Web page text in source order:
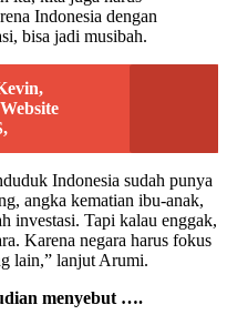
Indonesia dengan
bisa jadi musibah.
Indonesia sudah punya
angka kematian ibu-anak,
investasi. Tapi kalau enggak,
Karena negara harus fokus
lain,” lanjut Arumi.
menyebut ….